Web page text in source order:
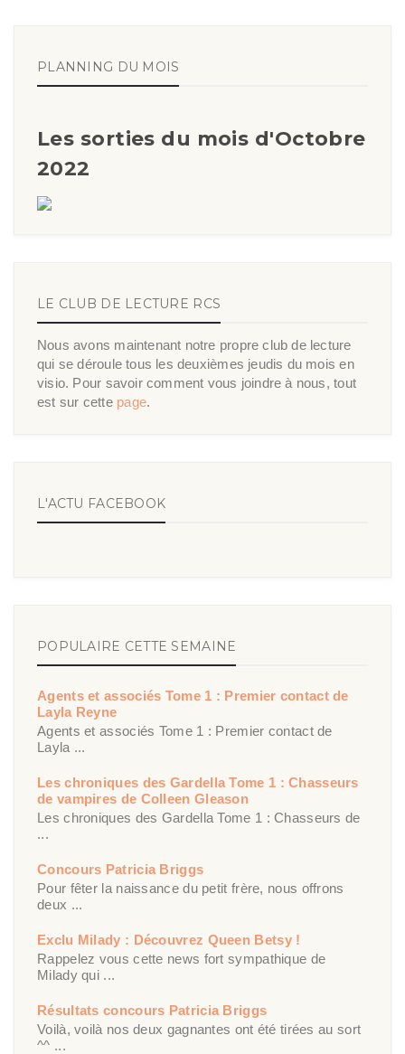
PLANNING DU MOIS
Les sorties du mois d'Octobre
2022
LE CLUB DE LECTURE RCS
Nous avons maintenant notre propre club de lecture
qui se déroule tous les deuxièmes jeudis du mois en
visio. Pour savoir comment vous joindre à nous, tout
est sur cette page.
L'ACTU FACEBOOK
POPULAIRE CETTE SEMAINE
Agents et associés Tome 1 : Premier contact de
Layla Reyne
Agents et associés Tome 1 : Premier contact de
Layla ...
Les chroniques des Gardella Tome 1 : Chasseurs
de vampires de Colleen Gleason
Les chroniques des Gardella Tome 1 : Chasseurs de
...
Concours Patricia Briggs
Pour fêter la naissance du petit frère, nous offrons
deux ...
Exclu Milady : Découvrez Queen Betsy !
Rappelez vous cette news fort sympathique de
Milady qui ...
Résultats concours Patricia Briggs
Voilà, voilà nos deux gagnantes ont été tirées au sort
^^ ...